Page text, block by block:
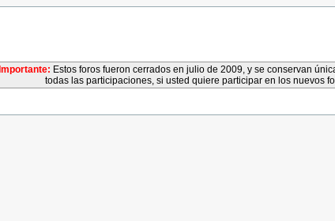
Importante: Estos foros fueron cerrados en julio de 2009, y se conservan
todas las participaciones, si usted quiere participar en los nuevos